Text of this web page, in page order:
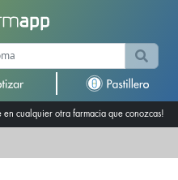
en cualquier otra farmacia que conozcas!